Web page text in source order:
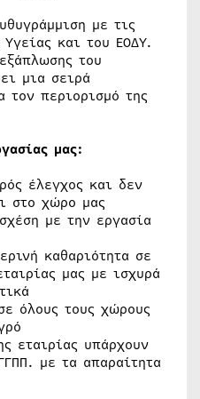
με τις
και του ΕΟΔΥ.
του
μια σειρά
τον περιορισμό της
μας:
έλεγχος και δεν
στο χώρο μας
με την εργασία
καθαριότητα σε
μας με ισχυρά
όλους τους χώρους
εταιρίας υπάρχουν
με τα απαραίτητα